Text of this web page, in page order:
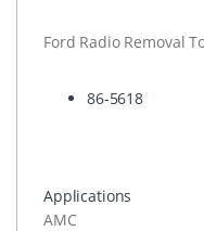
Ford Radio Removal
86-5618
Applications
AMC